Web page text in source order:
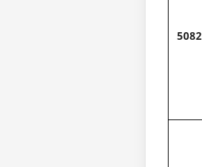
5082